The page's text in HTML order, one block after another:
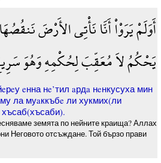
أَوَلَمْ يَرَوْاْ أَنَّا نَأْتِي الأَرْضَ
يَحْكُمُ لاَ مُعَقِّبَ لِحُكْمِهِ وَهُوَ
eнна нe’тил aрдa нeнкусуха мин
ла муaккъбe ли хукмих(ли
хъсаб(хъсаби).
земята по нейните краища? Аллах
Неговото отсъждане. Той бързо прави